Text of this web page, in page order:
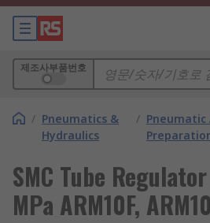
제조사부품번호
/ Pneumatics &
Hydraulics
/ Pneumatic
SMC Tube
MPa ARM10F,